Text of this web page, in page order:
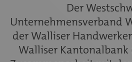
Der
Unternehmensverband
der Walliser
Walliser Kantonalbank